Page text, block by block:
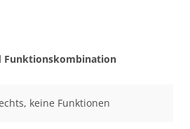
Funktionskombination
keine Funktionen